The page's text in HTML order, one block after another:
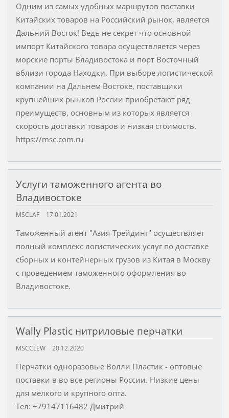
Одним из самых удобных маршрутов поставки
Китайских товаров на Российский рынок, является
Дальний Восток! Ведь не секрет что основной
импорт Китайского товара осуществляется через
морские порты Владивостока и порт Восточный
вблизи города Находки. При выборе логистической
компании на Дальнем Востоке, поставщики
крупнейших рынков России приобретают ряд
преимуществ, основным из которых является
скорость доставки товаров и низкая стоимость.
https://msc.com.ru
Услуги таможенного агента во
Владивостоке
MSCLAF 17.01.2021
Таможенный агент "Азия-Трейдинг" осуществляет
полный комплекс логистических услуг по доставке
сборных и контейнерных грузов из Китая в Москву
с проведением таможенного оформления во
Владивостоке.
Wally Plastic нитриловые перчатки
MSCCLEW 20.12.2020
Перчатки одноразовые Волли Пластик - оптовые
поставки в во все регионы России. Низкие цены
для мелкого и крупного опта.
Тел: +79147116482 Дмитрий